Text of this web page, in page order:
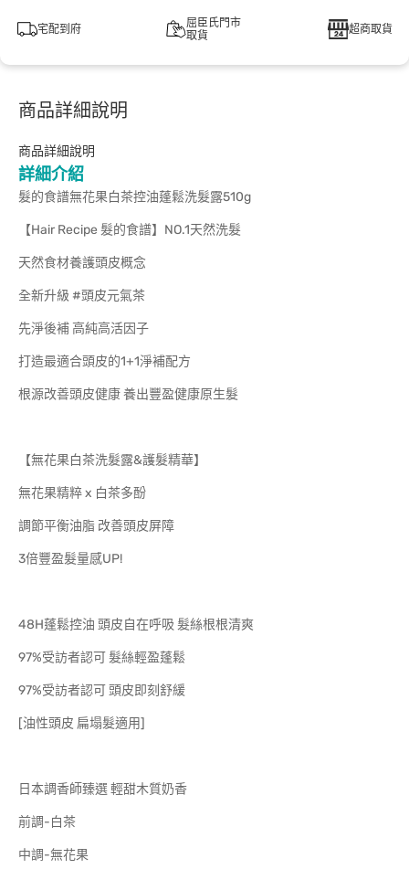
宅配到府
屈臣氏門市
取貨
超商取貨
商品詳細說明
商品詳細說明
詳細介紹
髮的食譜無花果白茶控油蓬鬆洗髮露510g
【Hair Recipe 髮的食譜】NO.1天然洗髮
天然食材養護頭皮概念
全新升級 #頭皮元氣茶
先淨後補 高純高活因子
打造最適合頭皮的1+1淨補配方
根源改善頭皮健康 養出豐盈健康原生髮
【無花果白茶洗髮露&護髮精華】
無花果精粹 x 白茶多酚
調節平衡油脂 改善頭皮屏障
3倍豐盈髮量感UP!
48H蓬鬆控油 頭皮自在呼吸 髮絲根根清爽
97%受訪者認可 髮絲輕盈蓬鬆
97%受訪者認可 頭皮即刻舒緩
[油性頭皮 扁塌髮適用]
日本調香師臻選 輕甜木質奶香
前調-白茶
中調-無花果